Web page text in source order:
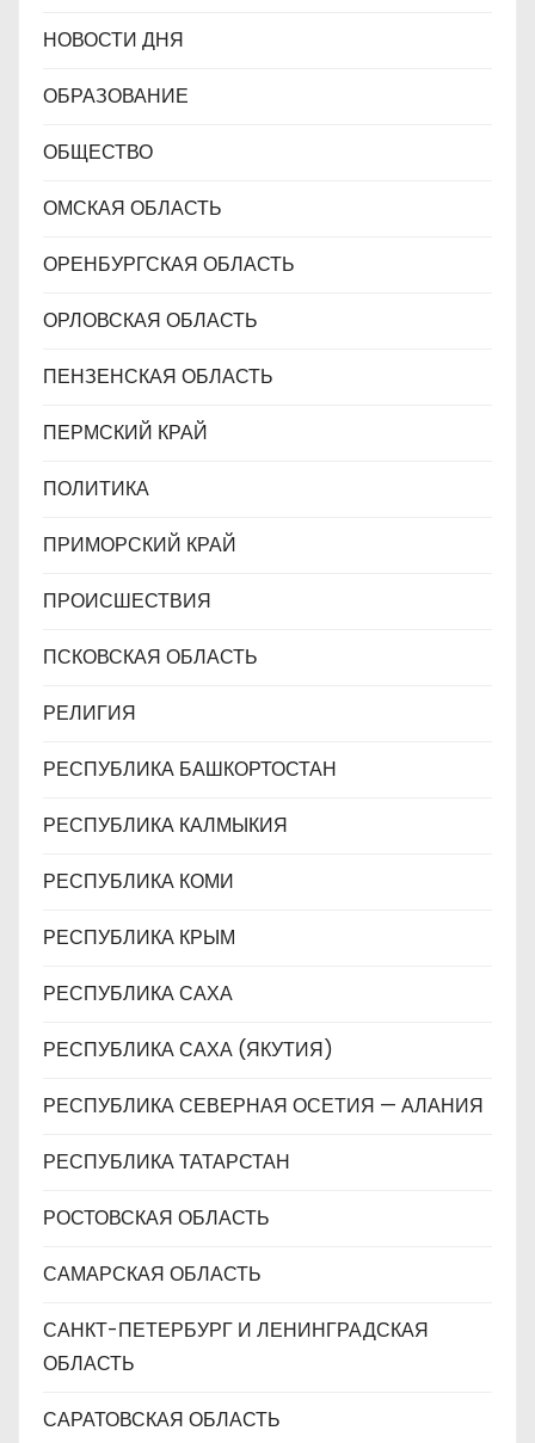
НОВОСТИ ДНЯ
ОБРАЗОВАНИЕ
ОБЩЕСТВО
ОМСКАЯ ОБЛАСТЬ
ОРЕНБУРГСКАЯ ОБЛАСТЬ
ОРЛОВСКАЯ ОБЛАСТЬ
ПЕНЗЕНСКАЯ ОБЛАСТЬ
ПЕРМСКИЙ КРАЙ
ПОЛИТИКА
ПРИМОРСКИЙ КРАЙ
ПРОИСШЕСТВИЯ
ПСКОВСКАЯ ОБЛАСТЬ
РЕЛИГИЯ
РЕСПУБЛИКА БАШКОРТОСТАН
РЕСПУБЛИКА КАЛМЫКИЯ
РЕСПУБЛИКА КОМИ
РЕСПУБЛИКА КРЫМ
РЕСПУБЛИКА САХА
РЕСПУБЛИКА САХА (ЯКУТИЯ)
РЕСПУБЛИКА СЕВЕРНАЯ ОСЕТИЯ — АЛАНИЯ
РЕСПУБЛИКА ТАТАРСТАН
РОСТОВСКАЯ ОБЛАСТЬ
САМАРСКАЯ ОБЛАСТЬ
САНКТ-ПЕТЕРБУРГ И ЛЕНИНГРАДСКАЯ
ОБЛАСТЬ
САРАТОВСКАЯ ОБЛАСТЬ